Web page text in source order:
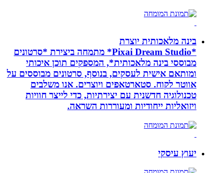
בינה מלאכותית יוצרת
*Pixai Dream Studio* מתמחה ביצירת *סרטונים
מבוססי בינה מלאכותית*, המספקים תוכן איכותי
ומותאם אישית לעסקים, בנוסף, סרטונים מבוססים על
אווטר לקוח. סטארטאפים ויוצרים. אנו משלבים
טכנולוגיה חדשנית עם יצירתיות, כדי לייצר חוויות
ויזואליות ייחודיות ומעוררות השראה.
יעוץ עיסקי